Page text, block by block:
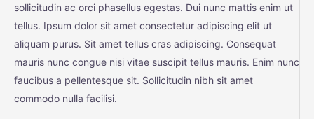
sollicitudin ac orci phasellus egestas. Dui nunc mattis enim ut
tellus. Ipsum dolor sit amet consectetur adipiscing elit ut
aliquam purus. Sit amet tellus cras adipiscing. Consequat
mauris nunc congue nisi vitae suscipit tellus mauris. Enim nunc
faucibus a pellentesque sit. Sollicitudin nibh sit amet
commodo nulla facilisi.